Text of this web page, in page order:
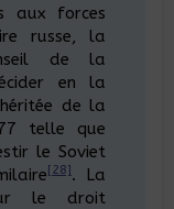
aux forces
russe, la
de la
en la
de la
telle que
le Soviet
[28]. La
le droit